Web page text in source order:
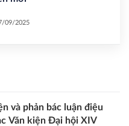
09/2025
và phản bác luận điệu
Văn kiện Đại hội XIV